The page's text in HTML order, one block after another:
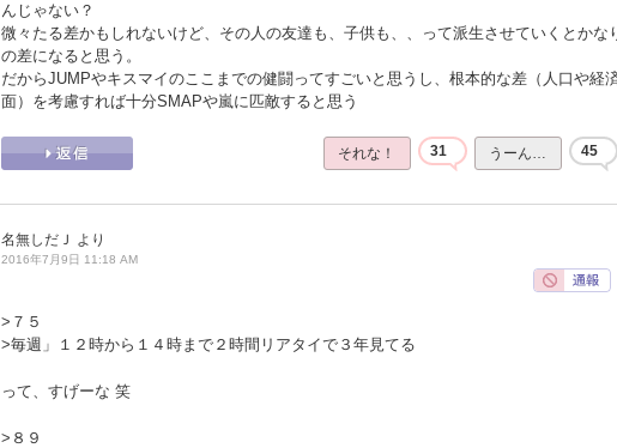
んじゃない？
微々たる差かもしれないけど、その人の友達も、子供も、、って派生させていくとかな
の差になると思う。
だからJUMPやキスマイのここまでの健闘ってすごいと思うし、根本的な差（人口や経
面）を考慮すれば十分SMAPや嵐に匹敵すると思う
それな！ 31 うーん… 45
名無しだＪ より
2016年7月9日 11:18 AM
>７５
>毎週」１２時から１４時まで２時間リアタイで３年見てる
って、すげーな 笑
>８９